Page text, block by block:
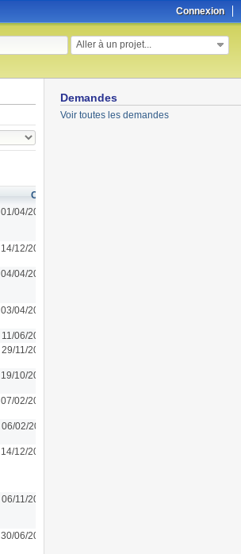
Connexion
Aller à un projet...
Demandes
Voir toutes les demandes
Créé
01/04/2022 10:56
14/12/2020 16:10
04/04/2020 17:25
03/04/2020 17:46
11/06/2019 22:14
29/11/2018 12:17
19/10/2018 15:48
07/02/2018 14:22
06/02/2018 11:10
14/12/2017 09:16
06/11/2017 13:30
30/06/2017 09:25